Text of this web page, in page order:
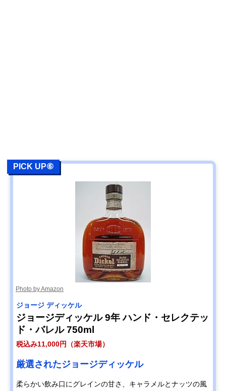
PICK UP⑥
Photo by Amazon
ジョージ ディッケル
ジョージディッケル 9年 ハンド・セレクテッ
ド・バレル 750ml
税込み11,000円（楽天市場）
厳選されたジョージディッケル
柔らかい飲み口にグレインの甘さ、キャラメルとナッツの風